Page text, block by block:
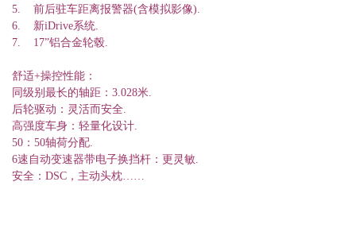
5. 前后驻车距离报警器(含模拟影像).
6. 新iDrive系统.
7. 17”铝合金轮毂.
舒适+操控性能：
同级别最长的轴距：3.028米.
后轮驱动：灵活而安全.
高强度车身：轻量化设计.
50：50轴荷分配.
6速自动变速器带电子换挡杆：更灵敏.
安全：DSC，主动头枕……